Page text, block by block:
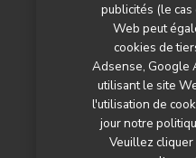
publicités (le
Web peut
cookies de
Adsense, Google
utilisant le site
l'utilisation de
jour notre
Veuillez
Nos autres titres
Qui sommes-nous ?
Contactez-nous
Mentions légales